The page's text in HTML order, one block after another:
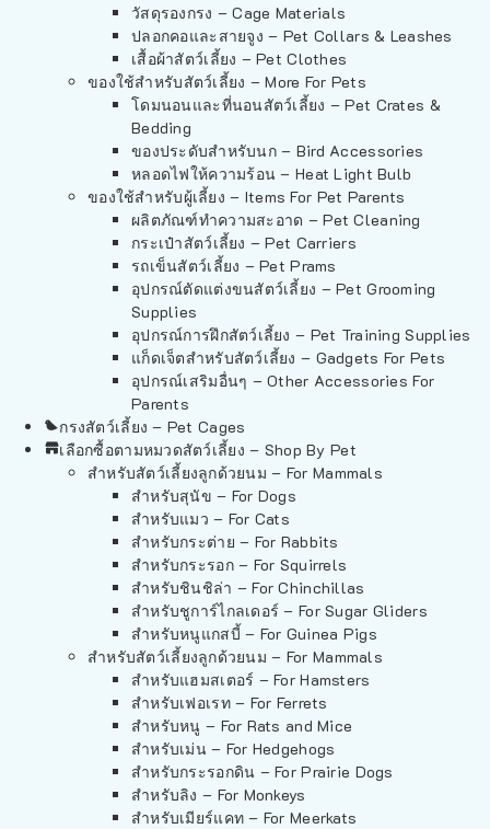
วัสดุรองกรง – Cage Materials
ปลอกคอและสายจูง – Pet Collars & Leashes
เสื้อผ้าสัตว์เลี้ยง – Pet Clothes
ของใช้สำหรับสัตว์เลี้ยง – More For Pets
โดมนอนและที่นอนสัตว์เลี้ยง – Pet Crates &
Bedding
ของประดับสำหรับนก – Bird Accessories
หลอดไฟให้ความร้อน – Heat Light Bulb
ของใช้สำหรับผู้เลี้ยง – Items For Pet Parents
ผลิตภัณฑ์ทำความสะอาด – Pet Cleaning
กระเป๋าสัตว์เลี้ยง – Pet Carriers
รถเข็นสัตว์เลี้ยง – Pet Prams
อุปกรณ์ตัดแต่งขนสัตว์เลี้ยง – Pet Grooming
Supplies
อุปกรณ์การฝึกสัตว์เลี้ยง – Pet Training Supplies
แก็ดเจ็ตสำหรับสัตว์เลี้ยง – Gadgets For Pets
อุปกรณ์เสริมอื่นๆ – Other Accessories For
Parents
กรงสัตว์เลี้ยง – Pet Cages
เลือกซื้อตามหมวดสัตว์เลี้ยง – Shop By Pet
สำหรับสัตว์เลี้ยงลูกด้วยนม – For Mammals
สำหรับสุนัข – For Dogs
สำหรับแมว – For Cats
สำหรับกระต่าย – For Rabbits
สำหรับกระรอก – For Squirrels
สำหรับชินชิล่า – For Chinchillas
สำหรับชูการ์ไกลเดอร์ – For Sugar Gliders
สำหรับหนูแกสบี้ – For Guinea Pigs
สำหรับสัตว์เลี้ยงลูกด้วยนม – For Mammals
สำหรับแฮมสเตอร์ – For Hamsters
สำหรับเฟอเรท – For Ferrets
สำหรับหนู – For Rats and Mice
สำหรับเม่น – For Hedgehogs
สำหรับกระรอกดิน – For Prairie Dogs
สำหรับลิง – For Monkeys
สำหรับเมียร์แคท – For Meerkats